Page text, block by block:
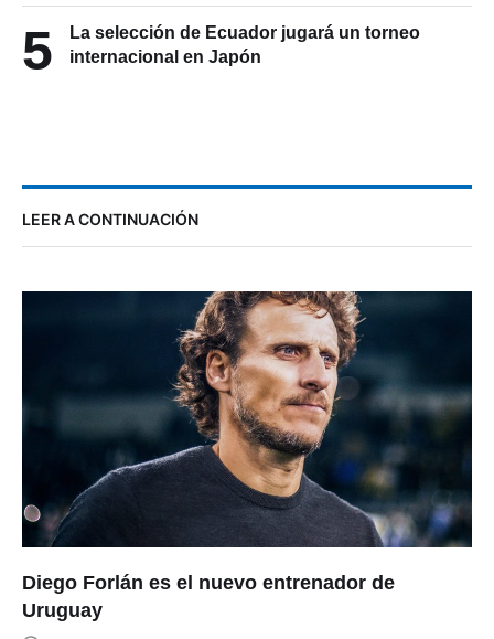
5
La selección de Ecuador jugará un torneo
internacional en Japón
LEER A CONTINUACIÓN
Diego Forlán es el nuevo entrenador de
Uruguay